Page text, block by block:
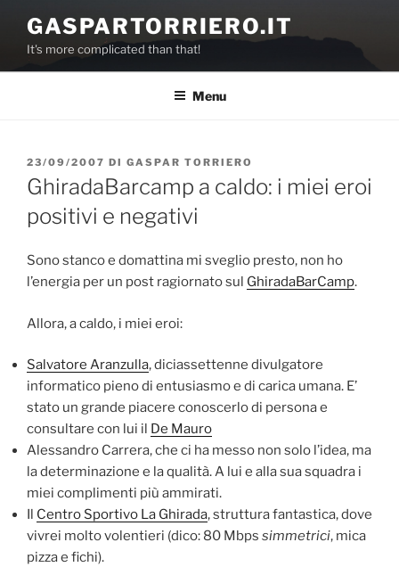
contenuto
GASPARTORRIERO.IT
It's more complicated than that!
Menu
PUBBLICATO
IL
23/09/2007 DI GASPAR TORRIERO
GhiradaBarcamp a caldo: i miei eroi
positivi e negativi
Sono stanco e domattina mi sveglio presto, non ho
l’energia per un post ragiornato sul GhiradaBarCamp.
Allora, a caldo, i miei eroi:
Salvatore Aranzulla, diciassettenne divulgatore
informatico pieno di entusiasmo e di carica umana. E’
stato un grande piacere conoscerlo di persona e
consultare con lui il De Mauro
Alessandro Carrera, che ci ha messo non solo l’idea, ma
la determinazione e la qualità. A lui e alla sua squadra i
miei complimenti più ammirati.
Il Centro Sportivo La Ghirada, struttura fantastica, dove
vivrei molto volentieri (dico: 80 Mbps simmetrici, mica
pizza e fichi).